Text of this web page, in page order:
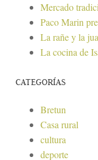
Mercado
Paco Marin
La rañe y la
La cocina de
CATEGORÍAS
Bretun
Casa rural
cultura
deporte